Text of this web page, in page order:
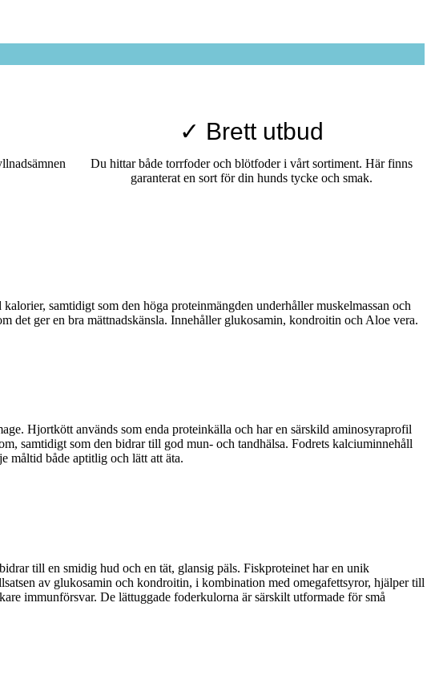
✓ Brett utbud
Du hittar både torrfoder och blötfoder i vårt sortiment. Här finns
garanterat en sort för din hunds tycke och smak.
samtidigt som den höga proteinmängden underhåller muskelmassan och
det ger en bra mättnadskänsla. Innehåller glukosamin, kondroitin och Aloe vera.
Hjortkött används som enda proteinkälla och har en särskild aminosyraprofil
samtidigt som den bidrar till god mun- och tandhälsa. Fodrets kalciuminnehåll
måltid både aptitlig och lätt att äta.
till en smidig hud och en tät, glansig päls. Fiskproteinet har en unik
av glukosamin och kondroitin, i kombination med omegafettsyror, hjälper till
immunförsvar. De lättuggade foderkulorna är särskilt utformade för små